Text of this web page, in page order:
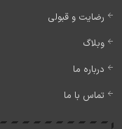
رضایت و قبولی
وبلاگ
درباره ما
تماس با ما